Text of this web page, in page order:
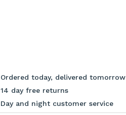
Ordered today, delivered tomorrow
14 day free returns
Day and night customer service